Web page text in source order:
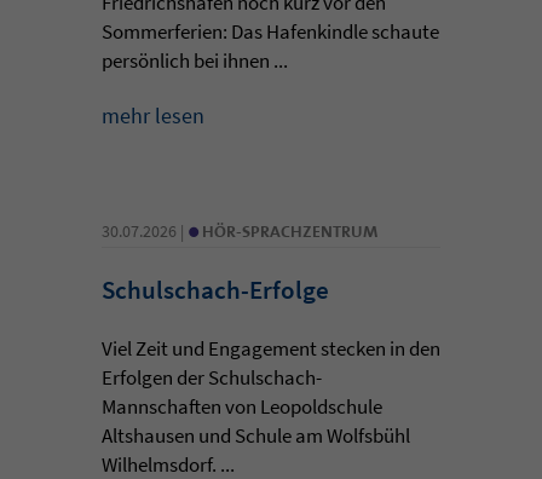
Sommerferien: Das Hafenkindle schaute
persönlich bei ihnen ...
mehr lesen
30.07.2026 | • HÖR-SPRACHZENTRUM
Schulschach-Erfolge
Viel Zeit und Engagement stecken in den
Erfolgen der Schulschach-
Mannschaften von Leopoldschule
Altshausen und Schule am Wolfsbühl
Wilhelmsdorf. ...